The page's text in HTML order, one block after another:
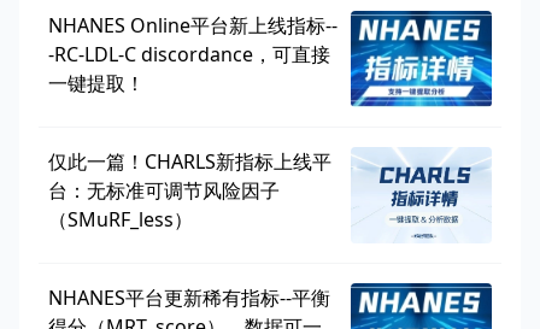
NHANES Online平台新上线指标--
-RC-LDL-C discordance，可直接
一键提取！
仅此一篇！CHARLS新指标上线平
台：无标准可调节风险因子
（SMuRF_less）
NHANES平台更新稀有指标--平衡